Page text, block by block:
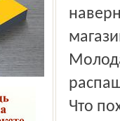
Что